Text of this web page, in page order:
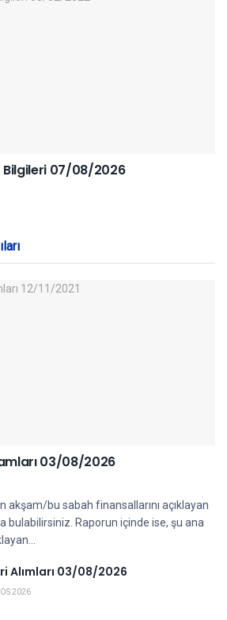
Bilgileri 07/08/2026
03/08/2026
akşam/bu sabah finansallarını açıklayan
bulabilirsiniz. Raporun içinde ise, şu ana
Alımları 03/08/2026
2026